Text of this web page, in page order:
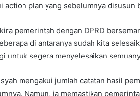
action plan yang sebelumnya disusun
kira pemerintah dengan DPRD
di antaranya sudah kita
untuk segera menyelesaikan
mengakui jumlah catatan hasil
Namun, ia memastikan